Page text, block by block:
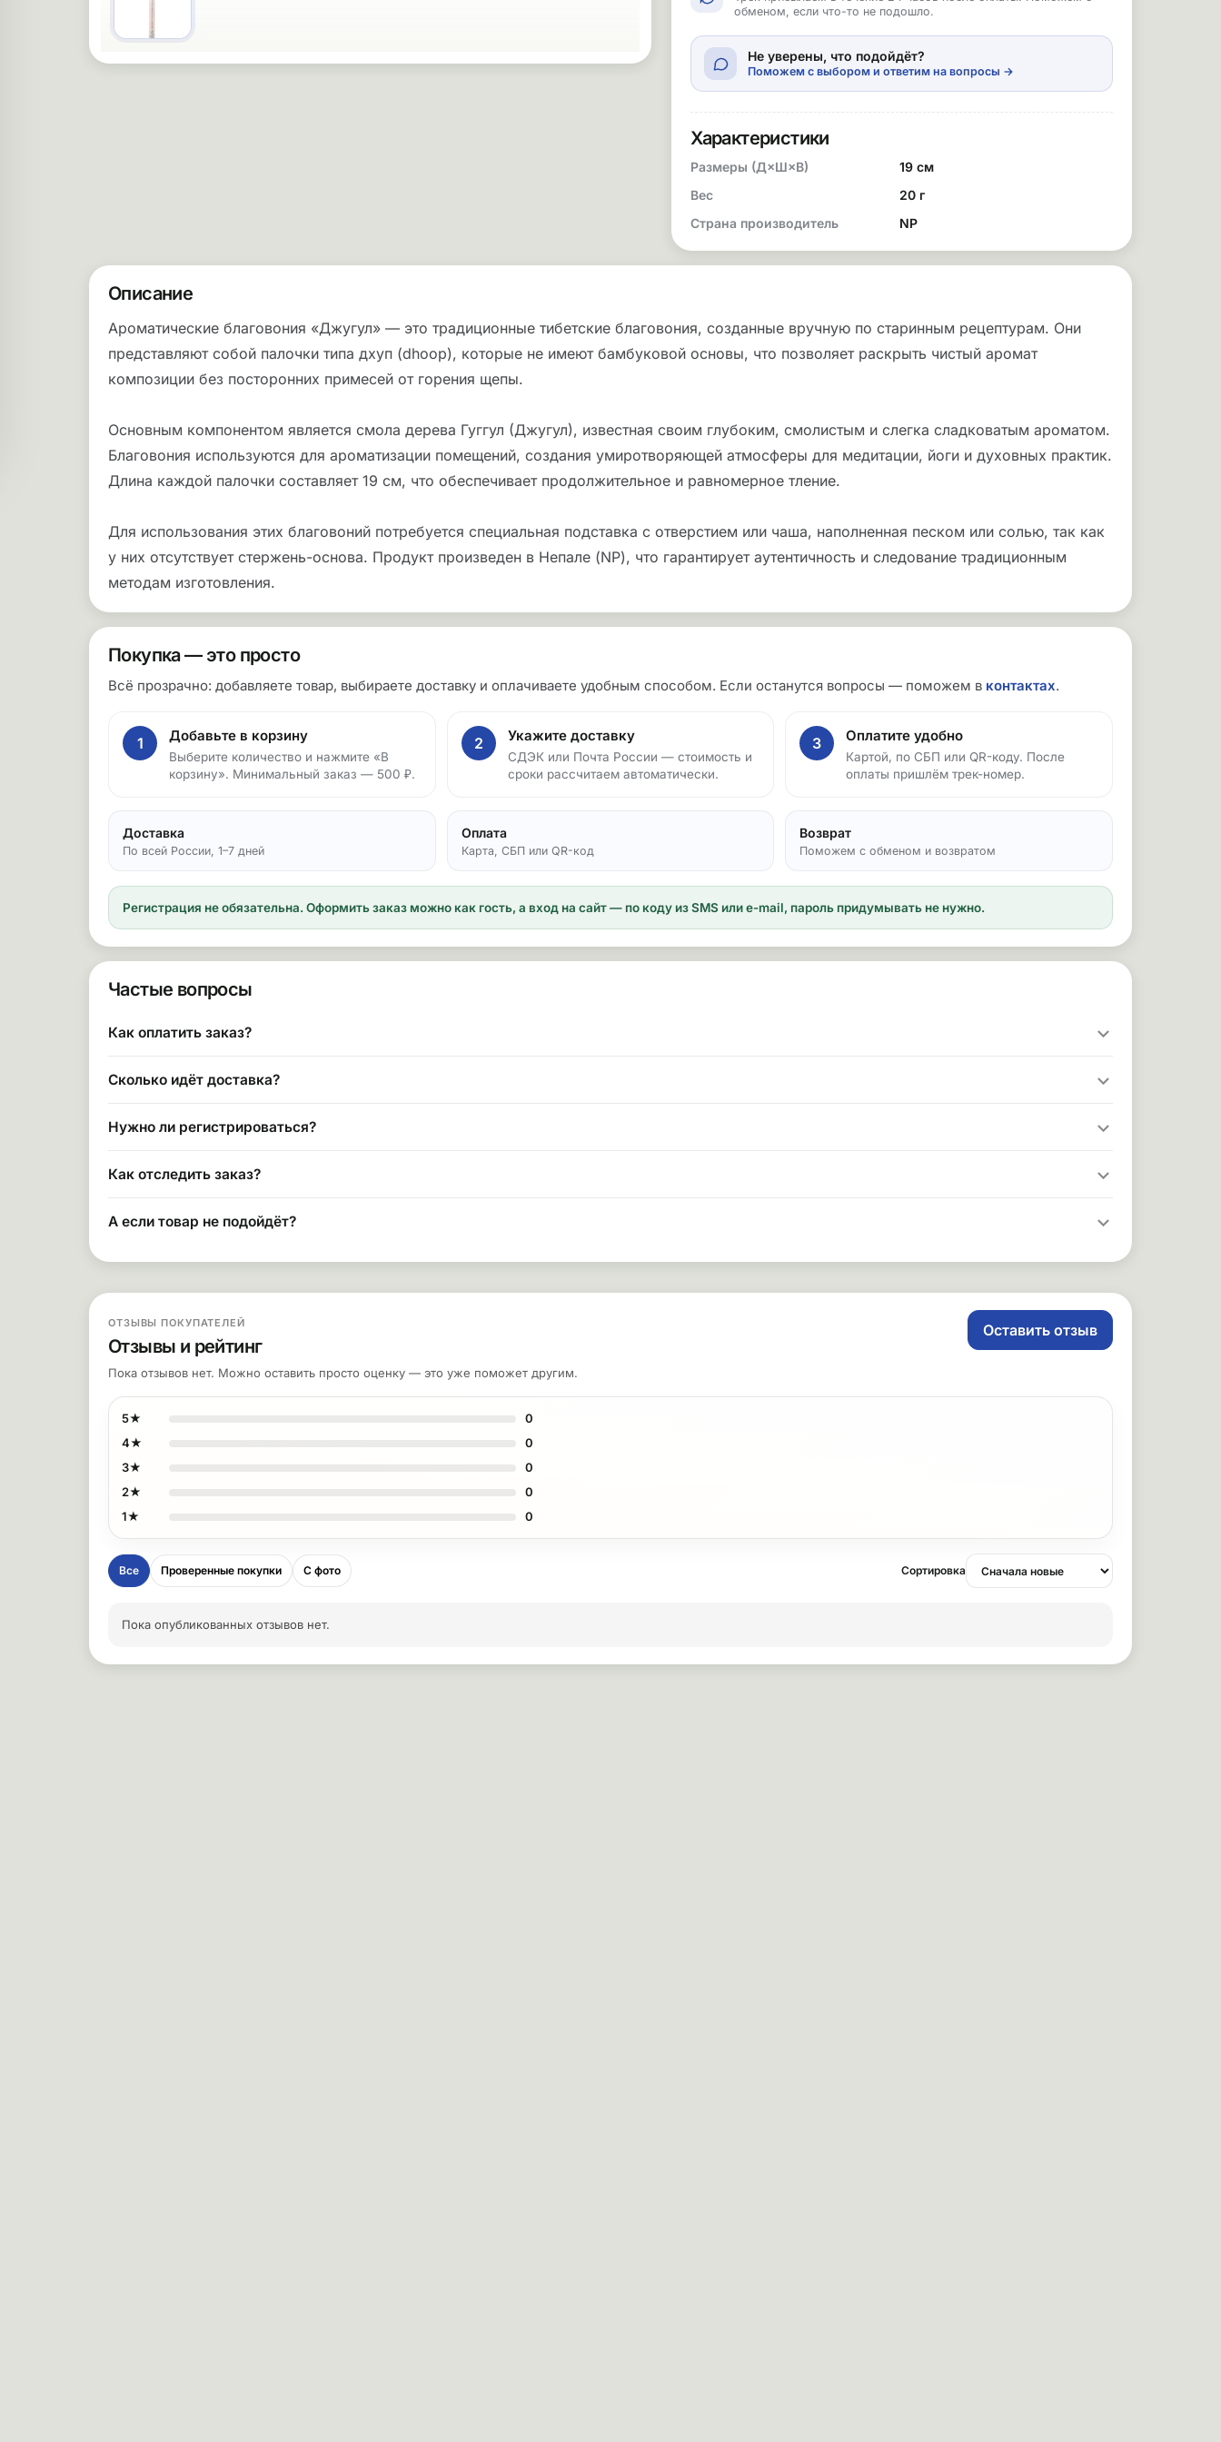
обменом, если что-то не подошло.
Не уверены, что подойдёт?
Поможем с выбором и ответим на вопросы →
Характеристики
Размеры (Д×Ш×В)
19 см
Вес
20 г
Страна производитель
NP
Описание
Ароматические благовония «Джугул» — это традиционные тибетские благовония, созданные вручную по старинным рецептурам. Они
представляют собой палочки типа дхуп (dhoop), которые не имеют бамбуковой основы, что позволяет раскрыть чистый аромат
композиции без посторонних примесей от горения щепы.
Основным компонентом является смола дерева Гуггул (Джугул), известная своим глубоким, смолистым и слегка сладковатым ароматом.
Благовония используются для ароматизации помещений, создания умиротворяющей атмосферы для медитации, йоги и духовных практик.
Длина каждой палочки составляет 19 см, что обеспечивает продолжительное и равномерное тление.
Для использования этих благовоний потребуется специальная подставка с отверстием или чаша, наполненная песком или солью, так как
у них отсутствует стержень-основа. Продукт произведен в Непале (NP), что гарантирует аутентичность и следование традиционным
методам изготовления.
Покупка — это просто
Всё прозрачно: добавляете товар, выбираете доставку и оплачиваете удобным способом. Если останутся вопросы — поможем в контактах.
1 Добавьте в корзину
Выберите количество и нажмите «В
корзину». Минимальный заказ — 500 ₽.
2 Укажите доставку
СДЭК или Почта России — стоимость и
сроки рассчитаем автоматически.
3 Оплатите удобно
Картой, по СБП или QR-коду. После
оплаты пришлём трек-номер.
Доставка
По всей России, 1–7 дней
Оплата
Карта, СБП или QR-код
Возврат
Поможем с обменом и возвратом
Регистрация не обязательна. Оформить заказ можно как гость, а вход на сайт — по коду из SMS или e-mail, пароль придумывать не нужно.
Частые вопросы
Как оплатить заказ?
Сколько идёт доставка?
Нужно ли регистрироваться?
Как отследить заказ?
А если товар не подойдёт?
ОТЗЫВЫ ПОКУПАТЕЛЕЙ
Отзывы и рейтинг
Пока отзывов нет. Можно оставить просто оценку — это уже поможет другим.
Оставить отзыв
5★
0
4★
0
3★
0
2★
0
1★
0
Все Проверенные покупки С фото Сортировка
Пока опубликованных отзывов нет.